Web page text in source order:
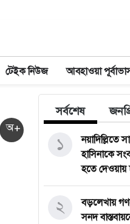
টেইক নিউজ আবহাওয়া
অ+
সর্বশেষ
নয়াদিল্লিতে
হাসিনাকে
হতে দেওয়ায়
১
বড়লেখায়
সনদ
২